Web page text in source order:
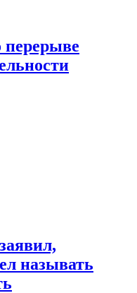
перерыве
называть